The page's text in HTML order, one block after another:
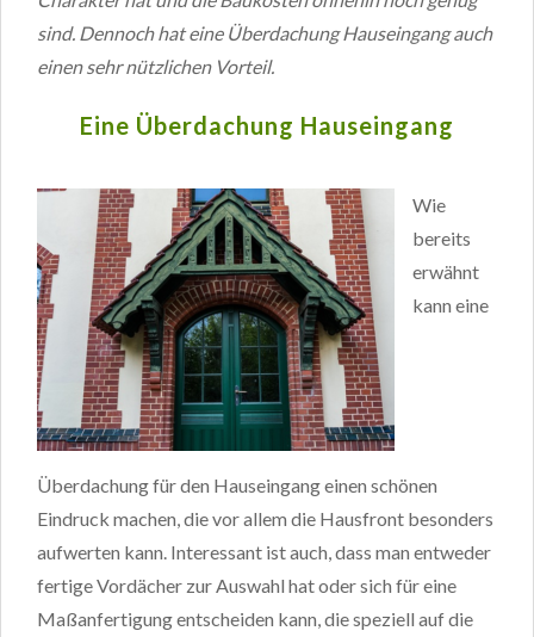
sind. Dennoch hat eine Überdachung Hauseingang auch
einen sehr nützlichen Vorteil.
Eine Überdachung Hauseingang
Wie
bereits
erwähnt
kann eine
Überdachung für den Hauseingang einen schönen
Eindruck machen, die vor allem die Hausfront besonders
aufwerten kann. Interessant ist auch, dass man entweder
fertige Vordächer zur Auswahl hat oder sich für eine
Maßanfertigung entscheiden kann, die speziell auf die